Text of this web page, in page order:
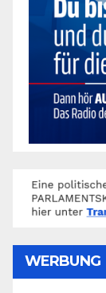
WERBUNG